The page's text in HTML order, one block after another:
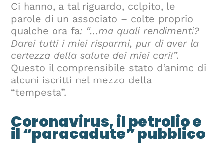
Ci hanno, a tal riguardo, colpito, le
parole di un associato – colte proprio
qualche ora fa: “…ma quali rendimenti?
Darei tutti i miei risparmi, pur di aver la
certezza della salute dei miei cari!”.
Questo il comprensibile stato d’animo di
alcuni iscritti nel mezzo della
“tempesta”.
Coronavirus, il petrolio e
il “paracadute” pubblico